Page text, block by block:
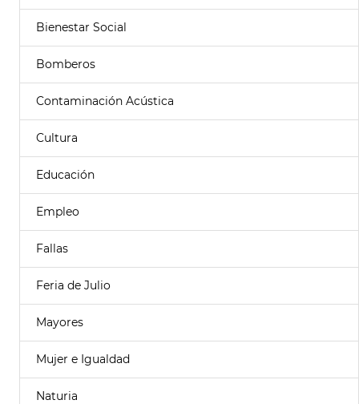
Bienestar Social
Bomberos
Contaminación Acústica
Cultura
Educación
Empleo
Fallas
Feria de Julio
Mayores
Mujer e Igualdad
Naturia